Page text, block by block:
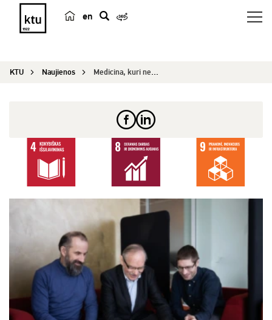
en
e
KTU Naujienos Medicina, kuri neleidžia susirgti: ką kuria Liet...